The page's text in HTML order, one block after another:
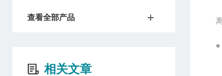
查看全部产品
相关文章
●